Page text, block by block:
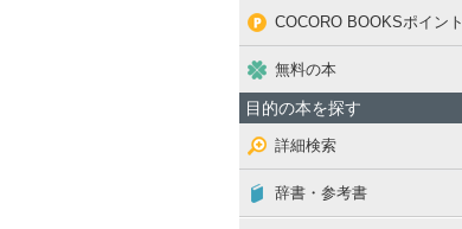
COCORO BOOKSポイント
無料の本
目的の本を探す
詳細検索
辞書・参考書